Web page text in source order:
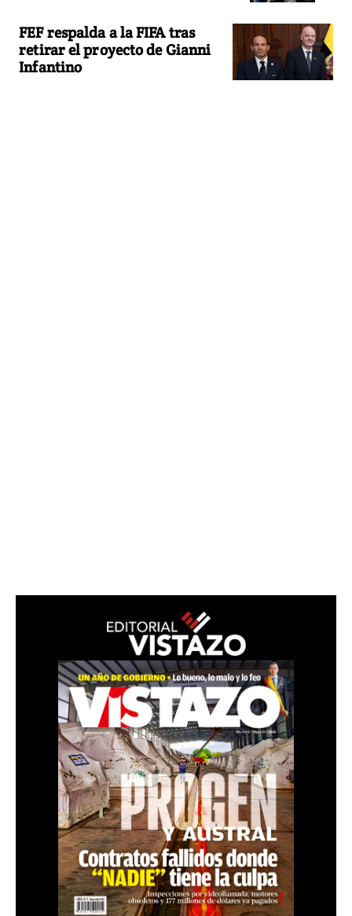
FEF respalda a la FIFA tras
retirar el proyecto de Gianni
Infantino